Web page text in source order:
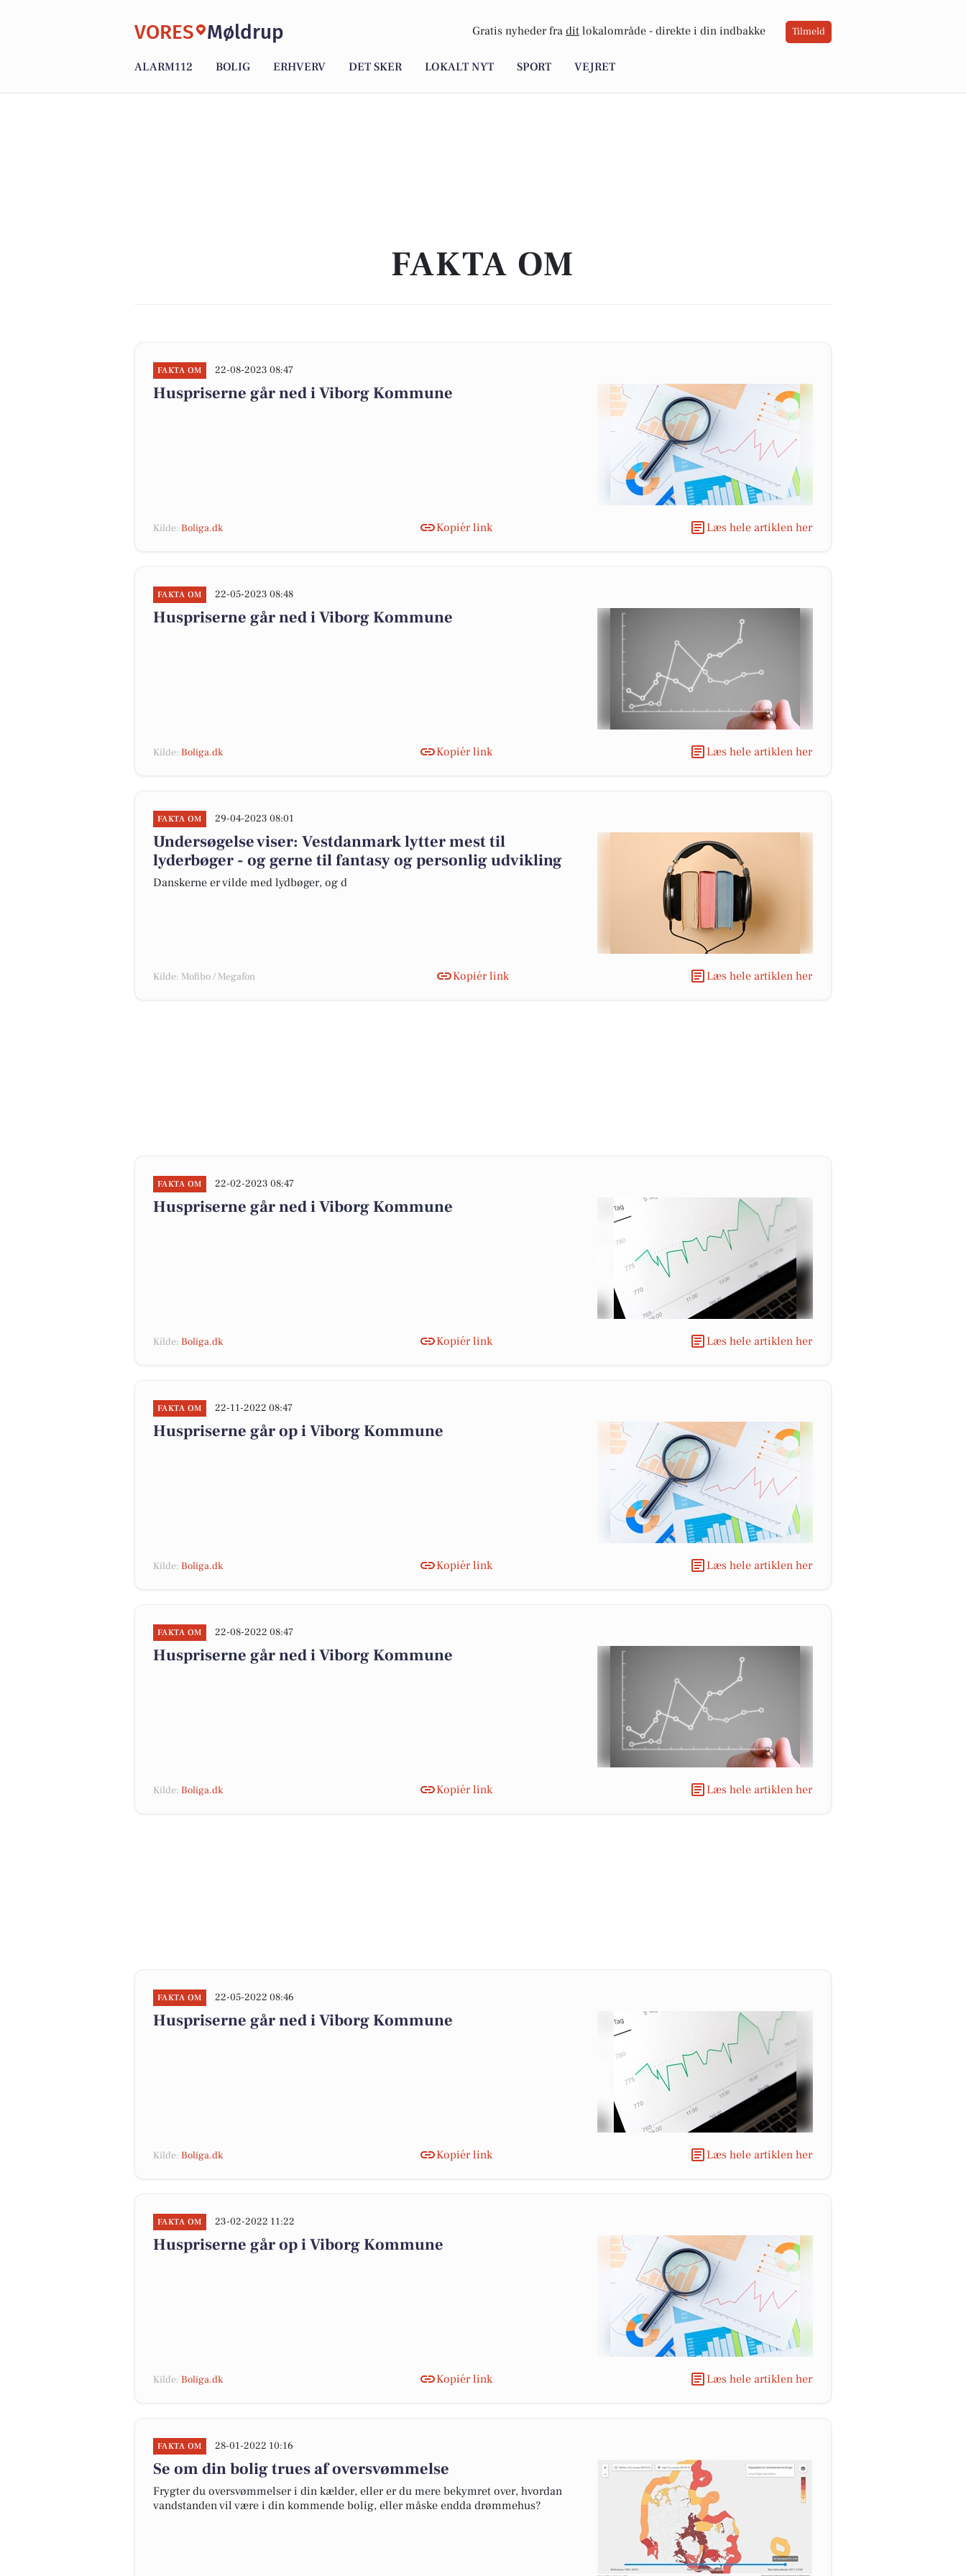
VORES Møldrup Gratis nyheder fra dit lokalområde - direkte i din indbakke Tilmeld
ALARM112 BOLIG ERHVERV DET SKER LOKALT NYT SPORT VEJRET
FAKTA OM
FAKTA OM 22-08-2023 08:47
Huspriserne går ned i Viborg Kommune
Kilde: Boliga.dk Kopiér link Læs hele artiklen her
FAKTA OM 22-05-2023 08:48
Huspriserne går ned i Viborg Kommune
Kilde: Boliga.dk Kopiér link Læs hele artiklen her
FAKTA OM 29-04-2023 08:01
Undersøgelse viser: Vestdanmark lytter mest til
lyderbøger - og gerne til fantasy og personlig udvikling
Danskerne er vilde med lydbøger, og d
Kilde: Mofibo / Megafon Kopiér link Læs hele artiklen her
FAKTA OM 22-02-2023 08:47
Huspriserne går ned i Viborg Kommune
Kilde: Boliga.dk Kopiér link Læs hele artiklen her
FAKTA OM 22-11-2022 08:47
Huspriserne går op i Viborg Kommune
Kilde: Boliga.dk Kopiér link Læs hele artiklen her
FAKTA OM 22-08-2022 08:47
Huspriserne går ned i Viborg Kommune
Kilde: Boliga.dk Kopiér link Læs hele artiklen her
FAKTA OM 22-05-2022 08:46
Huspriserne går ned i Viborg Kommune
Kilde: Boliga.dk Kopiér link Læs hele artiklen her
FAKTA OM 23-02-2022 11:22
Huspriserne går op i Viborg Kommune
Kilde: Boliga.dk Kopiér link Læs hele artiklen her
FAKTA OM 28-01-2022 10:16
Se om din bolig trues af oversvømmelse
Frygter du oversvømmelser i din kælder, eller er du mere bekymret over, hvordan
vandstanden vil være i din kommende bolig, eller måske endda drømmehus?